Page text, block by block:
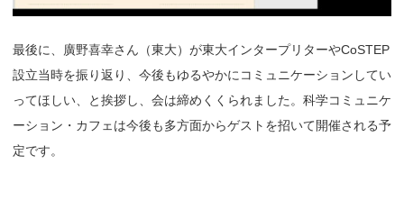
最後に、廣野喜幸さん（東大）が東大インタープリターやCoSTEP
設立当時を振り返り、今後もゆるやかにコミュニケーションしてい
ってほしい、と挨拶し、会は締めくくられました。科学コミュニケ
ーション・カフェは今後も多方面からゲストを招いて開催される予
定です。